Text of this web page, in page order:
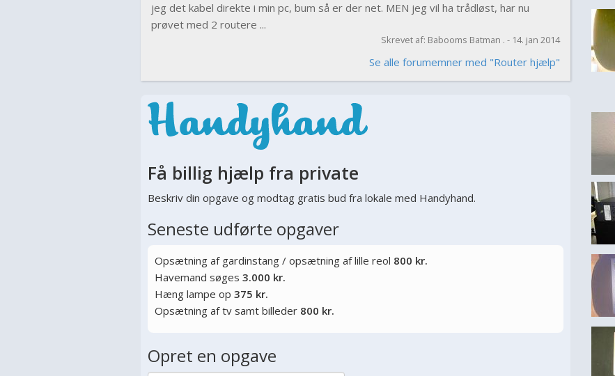
jeg det kabel direkte i min pc, bum så er der net. MEN jeg vil ha trådløst, har nu
prøvet med 2 routere ...
Skrevet af: Babooms Batman . - 14. jan 2014
Se alle forumemner med "Router hjælp"
Få billig hjælp fra private
Beskriv din opgave og modtag gratis bud fra lokale med Handyhand.
Seneste udførte opgaver
Opsætning af gardinstang / opsætning af lille reol 800 kr.
Havemand søges 3.000 kr.
Hæng lampe op 375 kr.
Opsætning af tv samt billeder 800 kr.
Opret en opgave